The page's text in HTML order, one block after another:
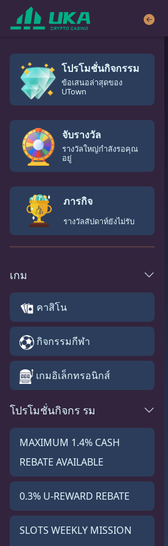
โปรโมชั่นกิจกรรม
ข้อเสนอล่าสุดของ
UTown
จับรางวัล
รางวัลใหญ่กำลังรอคุณ
อยู่
ภารกิจ
รางวัลสัปดาห์ยังไม่รับ
เกม
คาสิโน
กิจกรรมกีฬา
เกมอิเล็กทรอนิกส์
โปรโมชั่นกิจกร รม
MAXIMUM 1.4% CASH
REBATE AVAILABLE
0.3% U-REWARD REBATE
SLOTS WEEKLY MISSION